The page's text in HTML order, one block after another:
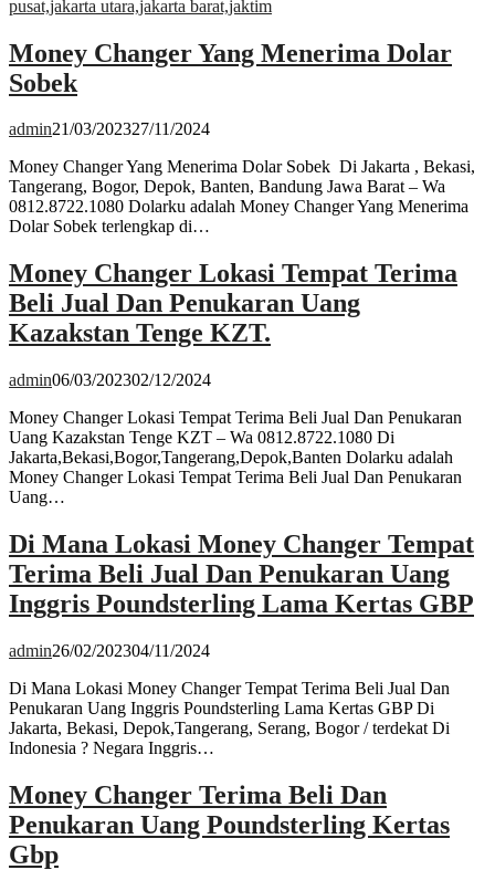
Money Changer Yang Menerima Dolar
Sobek
admin21/03/202327/11/2024
Money Changer Yang Menerima Dolar Sobek Di Jakarta , Bekasi,
Tangerang, Bogor, Depok, Banten, Bandung Jawa Barat – Wa
0812.8722.1080 Dolarku adalah Money Changer Yang Menerima
Dolar Sobek terlengkap di…
Money Changer Lokasi Tempat Terima
Beli Jual Dan Penukaran Uang
Kazakstan Tenge KZT.
admin06/03/202302/12/2024
Money Changer Lokasi Tempat Terima Beli Jual Dan Penukaran
Uang Kazakstan Tenge KZT – Wa 0812.8722.1080 Di
Jakarta,Bekasi,Bogor,Tangerang,Depok,Banten Dolarku adalah
Money Changer Lokasi Tempat Terima Beli Jual Dan Penukaran
Uang…
Di Mana Lokasi Money Changer Tempat
Terima Beli Jual Dan Penukaran Uang
Inggris Poundsterling Lama Kertas GBP
admin26/02/202304/11/2024
Di Mana Lokasi Money Changer Tempat Terima Beli Jual Dan
Penukaran Uang Inggris Poundsterling Lama Kertas GBP Di
Jakarta, Bekasi, Depok,Tangerang, Serang, Bogor / terdekat Di
Indonesia ? Negara Inggris…
Money Changer Terima Beli Dan
Penukaran Uang Poundsterling Kertas
Gbp